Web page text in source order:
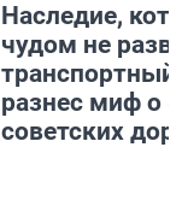
Наследие,
чудом не
транспортный
разнес миф о
советских